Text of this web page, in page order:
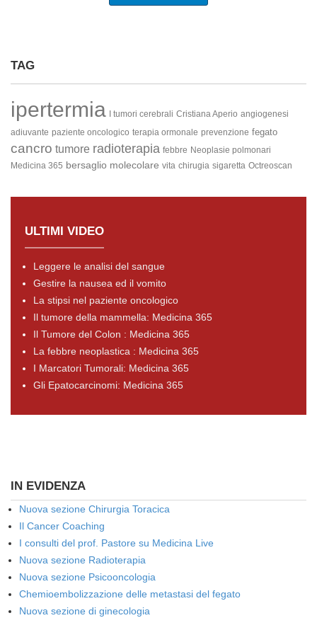
TAG
ipertermia I tumori cerebrali Cristiana Aperio angiogenesi
adiuvante paziente oncologico terapia ormonale prevenzione fegato
cancro tumore radioterapia febbre Neoplasie polmonari
Medicina 365 bersaglio molecolare vita chirugia sigaretta Octreoscan
ULTIMI VIDEO
Leggere le analisi del sangue
Gestire la nausea ed il vomito
La stipsi nel paziente oncologico
Il tumore della mammella: Medicina 365
Il Tumore del Colon : Medicina 365
La febbre neoplastica : Medicina 365
I Marcatori Tumorali: Medicina 365
Gli Epatocarcinomi: Medicina 365
IN EVIDENZA
Nuova sezione Chirurgia Toracica
Il Cancer Coaching
I consulti del prof. Pastore su Medicina Live
Nuova sezione Radioterapia
Nuova sezione Psicooncologia
Chemioembolizzazione delle metastasi del fegato
Nuova sezione di ginecologia